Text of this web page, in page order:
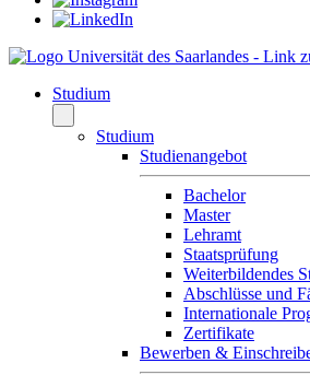
Studium
Studium
Studienangebot
Bachelor
Master
Lehramt
Staatsprüfung
Weiterbildendes
Abschlüsse und
Internationale
Zertifikate
Bewerben &